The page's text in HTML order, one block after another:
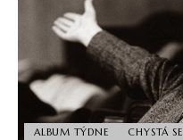
ALBUM TÝDNE CHYSTÁ SE